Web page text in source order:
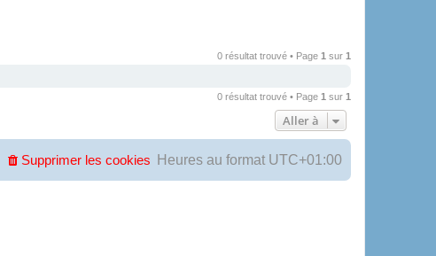
0 résultat trouvé • Page 1 sur 1
0 résultat trouvé • Page 1 sur 1
Aller à
Heures au format UTC+01:00
Supprimer les cookies